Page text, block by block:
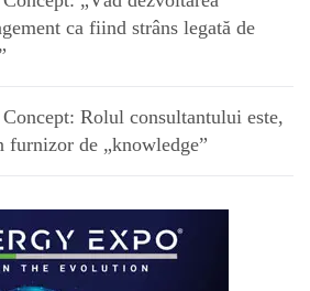
ca fiind strâns legată de
Rolul consultantului este,
de „knowledge”